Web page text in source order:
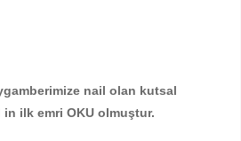
nail olan kutsal
in ilk emri OKU olmuştur.